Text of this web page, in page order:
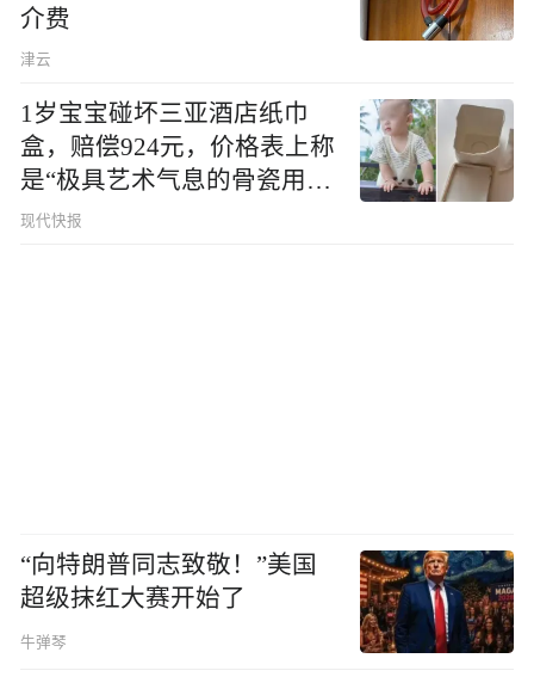
介费
津云
1岁宝宝碰坏三亚酒店纸巾
盒，赔偿924元，价格表上称
是“极具艺术气息的骨瓷用
品”
现代快报
“向特朗普同志致敬！”美国
超级抹红大赛开始了
牛弹琴